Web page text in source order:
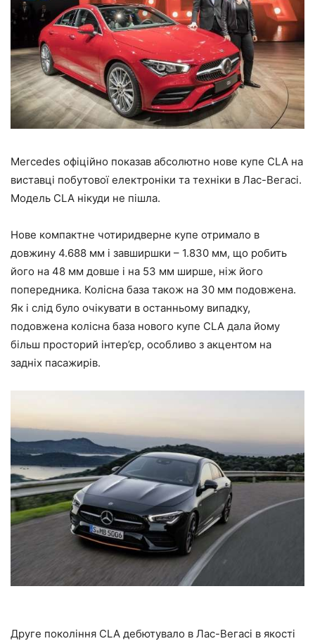
Mercedes офіційно показав абсолютно нове купе CLA на
виставці побутової електроніки та техніки в Лас-Вегасі.
Модель CLA нікуди не пішла.
Нове компактне чотиридверне купе отримало в
довжину 4.688 мм і завширшки – 1.830 мм, що робить
його на 48 мм довше і на 53 мм ширше, ніж його
попередника. Колісна база також на 30 мм подовжена.
Як і слід було очікувати в останньому випадку,
подовжена колісна база нового купе CLA дала йому
більш просторий інтер’єр, особливо з акцентом на
задніх пасажирів.
Друге покоління CLA дебютувало в Лас-Вегасі в якості